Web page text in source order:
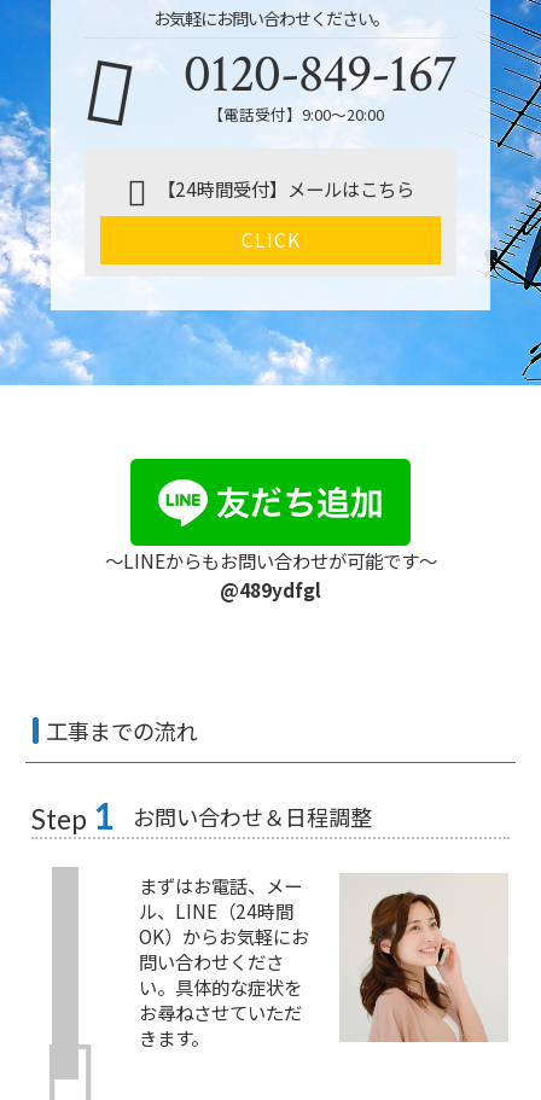
お気軽にお問い合わせください。
0120-849-167
【電話受付】9:00〜20:00
【24時間受付】メールはこちら
CLICK
〜LINEからもお問い合わせが可能です〜
@489ydfgl
工事までの流れ
Step 1 お問い合わせ＆日程調整
まずはお電話、メー
ル、LINE（24時間
OK）からお気軽にお
問い合わせくださ
い。具体的な症状を
お尋ねさせていただ
きます。